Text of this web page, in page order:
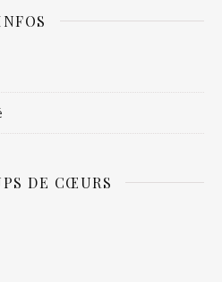
DE CŒURS